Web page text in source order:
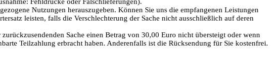
Fehldrucke oder Falschlieferungen).
Nutzungen herauszugeben. Können Sie uns die empfangenen Leistungen
leisten, falls die Verschlechterung der Sache nicht ausschließlich auf deren
Sache einen Betrag von 30,00 Euro nicht übersteigt oder wenn
Teilzahlung erbracht haben. Anderenfalls ist die Rücksendung für Sie kostenfrei.